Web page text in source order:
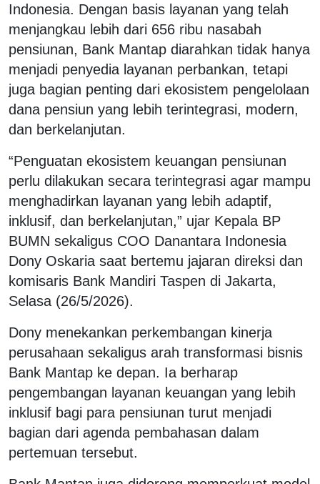
Indonesia. Dengan basis layanan yang telah
menjangkau lebih dari 656 ribu nasabah
pensiunan, Bank Mantap diarahkan tidak hanya
menjadi penyedia layanan perbankan, tetapi
juga bagian penting dari ekosistem pengelolaan
dana pensiun yang lebih terintegrasi, modern,
dan berkelanjutan.
“Penguatan ekosistem keuangan pensiunan
perlu dilakukan secara terintegrasi agar mampu
menghadirkan layanan yang lebih adaptif,
inklusif, dan berkelanjutan,” ujar Kepala BP
BUMN sekaligus COO Danantara Indonesia
Dony Oskaria saat bertemu jajaran direksi dan
komisaris Bank Mandiri Taspen di Jakarta,
Selasa (26/5/2026).
Dony menekankan perkembangan kinerja
perusahaan sekaligus arah transformasi bisnis
Bank Mantap ke depan. Ia berharap
pengembangan layanan keuangan yang lebih
inklusif bagi para pensiunan turut menjadi
bagian dari agenda pembahasan dalam
pertemuan tersebut.